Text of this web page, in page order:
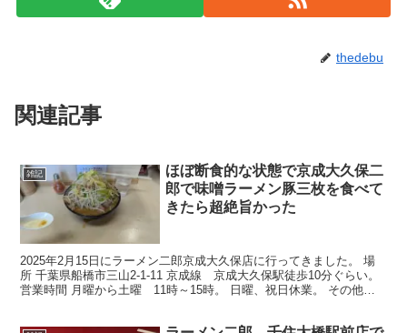
thedebu
関連記事
雑記
ほぼ断食的な状態で京成大久保二
郎で味噌ラーメン豚三枚を食べて
きたら超絶旨かった
2025年2月15日にラーメン二郎京成大久保店に行ってきました。 場
所 千葉県船橋市三山2-1-11 京成線 京成大久保駅徒歩10分ぐらい。
営業時間 月曜から土曜 11時～15時。 日曜、祝日休業。 その他、